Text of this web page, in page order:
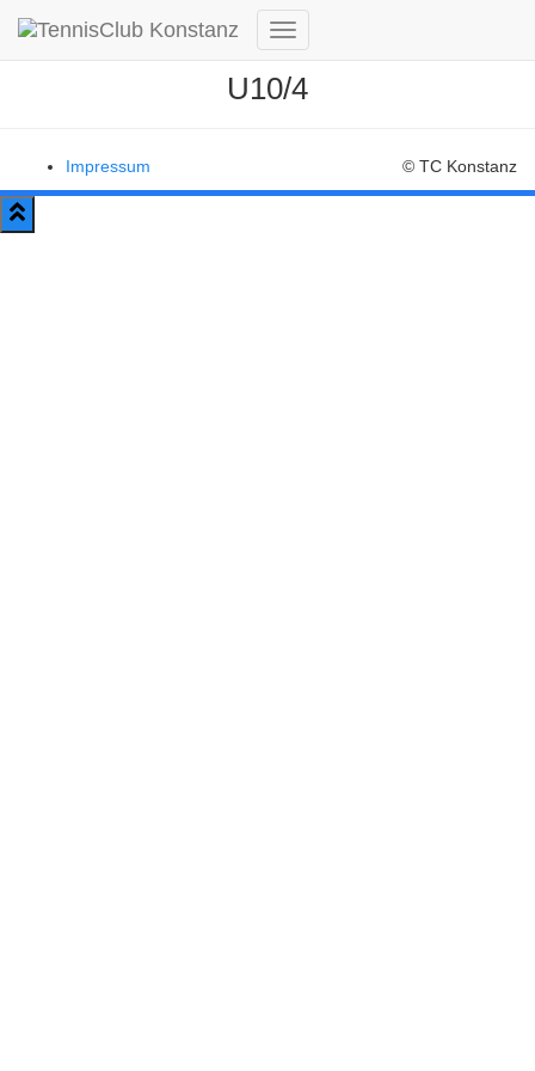
Navigation
umschalten
U10/4
Impressum © TC Konstanz